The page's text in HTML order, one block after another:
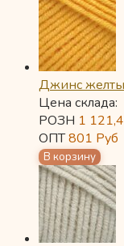
Джинс
Цена склада:
РОЗН 1
ОПТ801 Руб